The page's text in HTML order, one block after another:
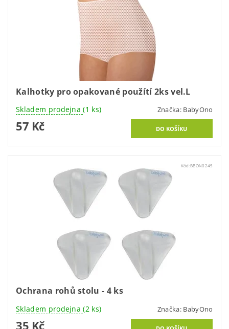
Kalhotky pro opakované použítí 2ks vel.L
Skladem prodejna(1 ks) Značka: BabyOno
57 Kč
Kód:BBON0245
Ochrana rohů stolu - 4 ks
Skladem prodejna(2 ks) Značka: BabyOno
35 Kč